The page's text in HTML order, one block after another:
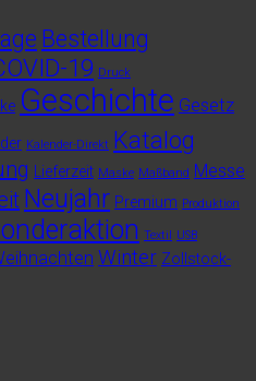
Bestellung
19 Druck
Geschichte Gesetz
Kalender-Direkt Katalog
Lieferzeit Maske Maßband Messe
Neujahr Premium Produktion
Textil USB
Winter Zollstock-